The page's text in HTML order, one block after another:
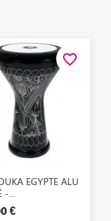
Aperçu rapide
EGYPTE ALU
-...
€
favorite_border